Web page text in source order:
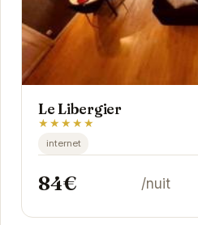
Le Libergier
★★★★★
internet
84€ /nuit